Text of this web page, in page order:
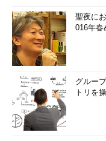
聖夜に
016年春
グルー
トリを